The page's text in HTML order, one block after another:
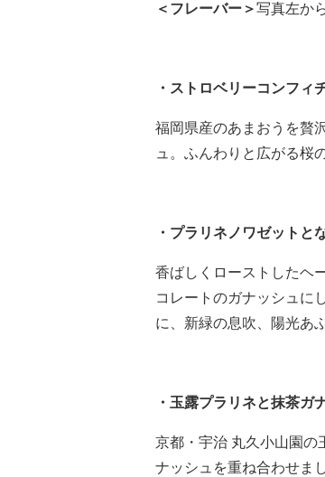
＜フレーバー＞写真左か
・ストロベリーコンフィ
福岡県産のあまおうを贅
ュ。ふんわりと広がる桜
・プラリネノワゼットと
香ばしくローストしたヘ
コレートのガナッシュに
に、新緑の息吹、陽光あ
・玉露プラリネと抹茶ガ
京都・宇治 丸久小山園の
ナッシュを重ね合わせま